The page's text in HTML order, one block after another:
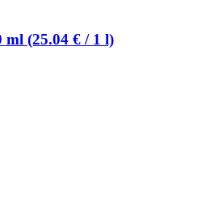
ml (25.04 € / 1 l)